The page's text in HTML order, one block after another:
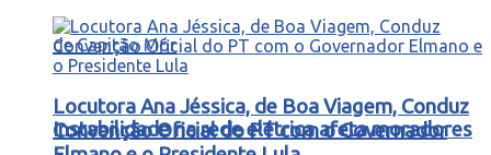
Instabilidade na rede elétrica afeta moradores
Locutora Ana Jéssica, de Boa Viagem, Conduz
Convenção Oficial do PT com o Governador